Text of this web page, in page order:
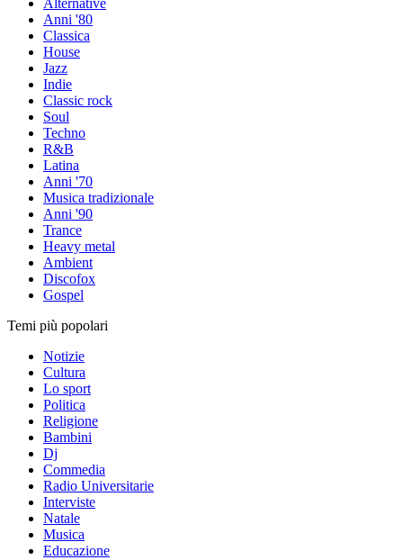
Alternative
Anni '80
Classica
House
Jazz
Indie
Classic rock
Soul
Techno
R&B
Latina
Anni '70
Musica tradizionale
Anni '90
Trance
Heavy metal
Ambient
Discofox
Gospel
Temi più popolari
Notizie
Cultura
Lo sport
Politica
Religione
Bambini
Dj
Commedia
Radio Universitarie
Interviste
Natale
Musica
Educazione